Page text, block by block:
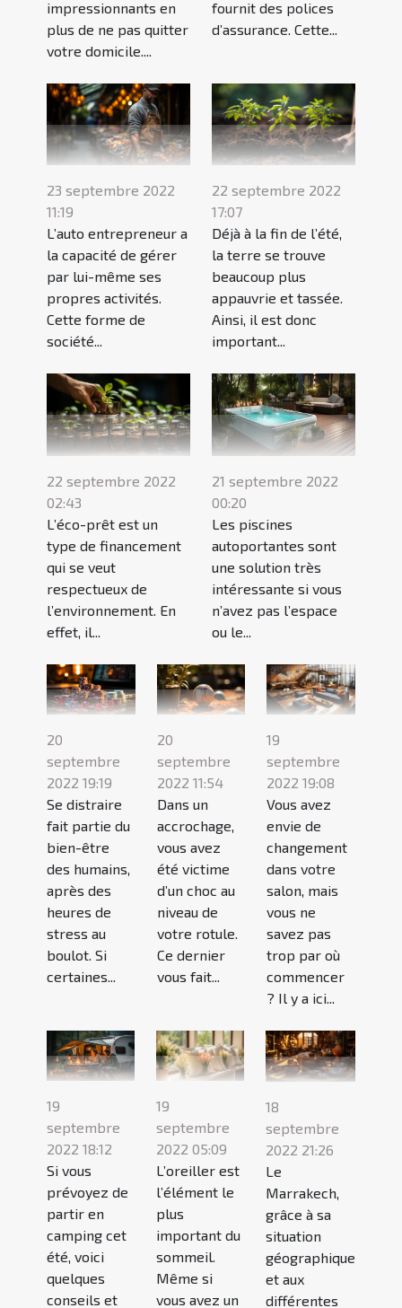
impressionnants en
plus de ne pas quitter
votre domicile....
fournit des polices
d’assurance. Cette...
23 septembre 2022
11:19
L’auto entrepreneur a
la capacité de gérer
par lui-même ses
propres activités.
Cette forme de
société...
22 septembre 2022
17:07
Déjà à la fin de l’été,
la terre se trouve
beaucoup plus
appauvrie et tassée.
Ainsi, il est donc
important...
22 septembre 2022
02:43
L’éco-prêt est un
type de financement
qui se veut
respectueux de
l’environnement. En
effet, il...
21 septembre 2022
00:20
Les piscines
autoportantes sont
une solution très
intéressante si vous
n’avez pas l’espace
ou le...
20
septembre
2022 19:19
Se distraire
fait partie du
bien-être
des humains,
après des
heures de
stress au
boulot. Si
certaines...
20
septembre
2022 11:54
Dans un
accrochage,
vous avez
été victime
d’un choc au
niveau de
votre rotule.
Ce dernier
vous fait...
19
septembre
2022 19:08
Vous avez
envie de
changement
dans votre
salon, mais
vous ne
savez pas
trop par où
commencer
? Il y a ici...
19
septembre
2022 18:12
Si vous
prévoyez de
partir en
camping cet
été, voici
quelques
conseils et
19
septembre
2022 05:09
L’oreiller est
l’élément le
plus
important du
sommeil.
Même si
vous avez un
18
septembre
2022 21:26
Le
Marrakech,
grâce à sa
situation
géographique
et aux
différentes